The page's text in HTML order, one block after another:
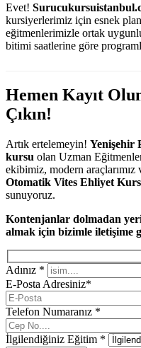
Evet!
kursiyerlerimiz için esnek
eğitmenlerimizle ortak
bitimi saatlerine göre
Hemen Kayıt
Çıkın!
Artık ertelemeyin! Yenişehir
kursu olan Uzman
ekibimiz, modern araçlarımız
Otomatik Vites Ehliyet
sunuyoruz.
Kontenjanlar dolmadan
almak için bizimle iletişime
Adınız *
E-Posta Adresiniz*
Telefon Numaranız *
İlgilendiğiniz Eğitim *